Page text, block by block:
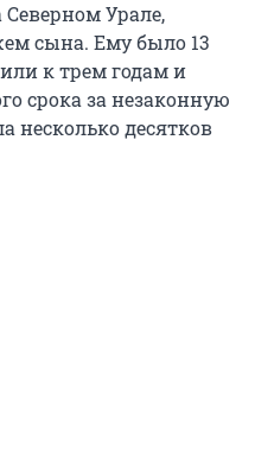
Урале,
сына. Ему было 13
к трем годам и
срока за незаконную
несколько десятков